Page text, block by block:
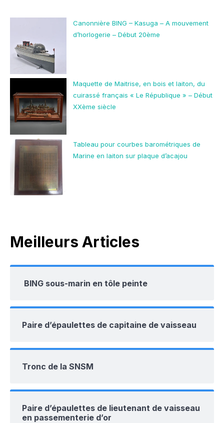
Canonnière BING – Kasuga – A mouvement
d’horlogerie – Début 20ème
Maquette de Maitrise, en bois et laiton, du
cuirassé français « Le République » – Début
XXème siècle
Tableau pour courbes barométriques de
Marine en laiton sur plaque d’acajou
Meilleurs Articles
BING sous-marin en tôle peinte
Paire d’épaulettes de capitaine de vaisseau
Tronc de la SNSM
Paire d’épaulettes de lieutenant de vaisseau
en passementerie d’or